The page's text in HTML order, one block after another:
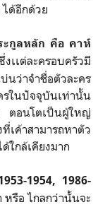
ได้อีกด้วย
ะกูลหลัก คือ คาห์
งเเต่ละครอบครัวมี
นว่าจำชื่อตัวละคร
รในปัจจุบันเท่านั้น
ตอนโตเป็นผู้ใหญ่
เค้าสามารถหาตัว
ใกล้เคียงมาก
1954, 1986-
รือ ไกลกว่านั้นจะ